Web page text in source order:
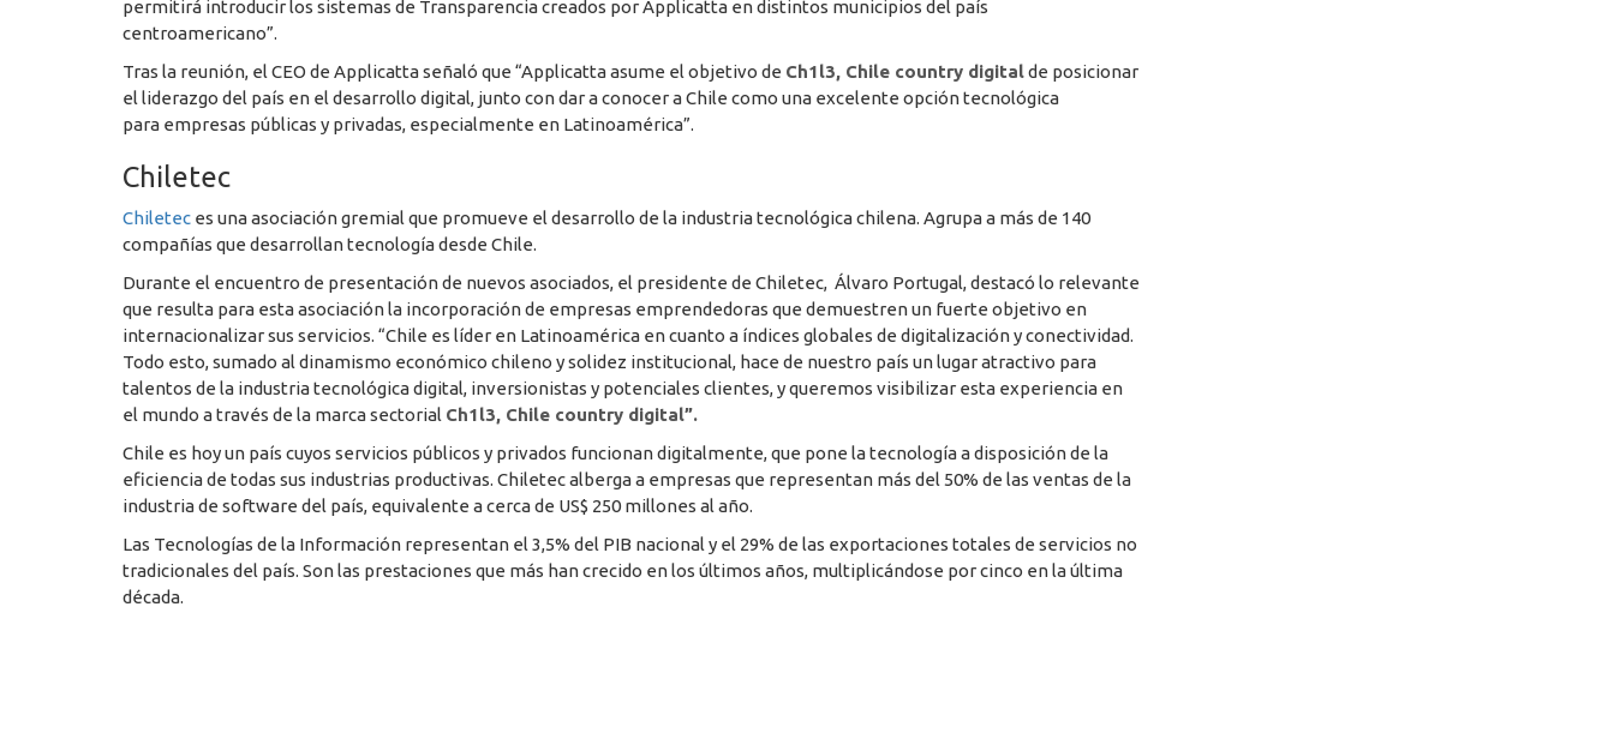
permitirá introducir los sistemas de Transparencia creados por Applicatta en distintos municipios del país
centroamericano”.
Tras la reunión, el CEO de Applicatta señaló que “Applicatta asume el objetivo de Ch1l3, Chile country digitalde posicionar
el liderazgo del país en el desarrollo digital, junto con dar a conocer a Chile como una excelente opción tecnológica
para empresas públicas y privadas, especialmente en Latinoamérica”.
Chiletec
Chiletec es una asociación gremial que promueve el desarrollo de la industria tecnológica chilena. Agrupa a más de 140
compañías que desarrollan tecnología desde Chile.
Durante el encuentro de presentación de nuevos asociados, el presidente de Chiletec, Álvaro Portugal, destacó lo relevante
que resulta para esta asociación la incorporación de empresas emprendedoras que demuestren un fuerte objetivo en
internacionalizar sus servicios. “Chile es líder en Latinoamérica en cuanto a índices globales de digitalización y conectividad.
Todo esto, sumado al dinamismo económico chileno y solidez institucional, hace de nuestro país un lugar atractivo para
talentos de la industria tecnológica digital, inversionistas y potenciales clientes, y queremos visibilizar esta experiencia en
el mundo a través de la marca sectorial Ch1l3, Chile country digital”.
Chile es hoy un país cuyos servicios públicos y privados funcionan digitalmente, que pone la tecnología a disposición de la
eficiencia de todas sus industrias productivas. Chiletec alberga a empresas que representan más del 50% de las ventas de la
industria de software del país, equivalente a cerca de US$ 250 millones al año.
Las Tecnologías de la Información representan el 3,5% del PIB nacional y el 29% de las exportaciones totales de servicios no
tradicionales del país. Son las prestaciones que más han crecido en los últimos años, multiplicándose por cinco en la última
década.